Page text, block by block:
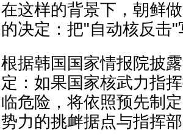
在这样的背景下，朝鲜
的决定：把"自动核反击
根据韩国国家情报院披
定：如果国家核武力指
临危险，将依照预先制
势力的挑衅据点与指挥